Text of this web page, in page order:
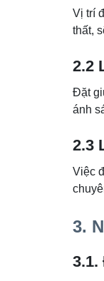
Vị trí
thất,
2.2
Đặt
ánh
2.3
Việc
3.